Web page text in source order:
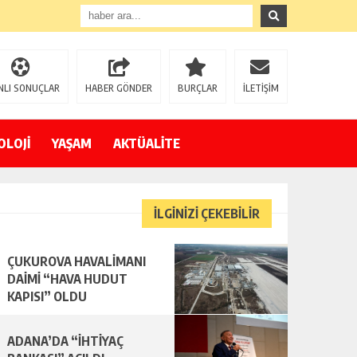
SONUÇLAR HABER GÖNDER BURÇLAR İLETİŞİM
YAŞAM AKTÜALİTE
İLGİNİZİ ÇEKEBİLİR
ÇUKUROVA HAVALİMANI
DAİMİ “HAVA HUDUT
KAPISI” OLDU
ADANA’DA “İHTİYAÇ